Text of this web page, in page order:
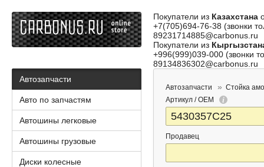
Покупатели из Казахстана
+7(705)694-76-38 (звонки
89231714885@carbonus.ru
Покупатели из
+996(999)039-000 (звонки
89134836302@carbonus.ru
Автозапчасти
Стойка
Артикул / OEM
Продавец
Автозапчасти
Авто по запчастям
Автошины легковые
Автошины грузовые
Диски колесные